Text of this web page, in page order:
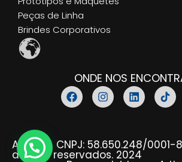
Peças de Linha
Brindes Corporativos
ONDE NOS
AST3D - CNPJ: 58.650.248/
direitos reservados. 2024